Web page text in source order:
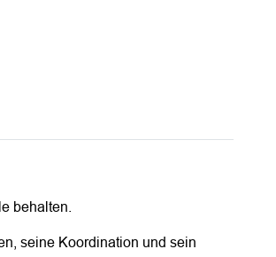
behalten.
seine Koordination und sein